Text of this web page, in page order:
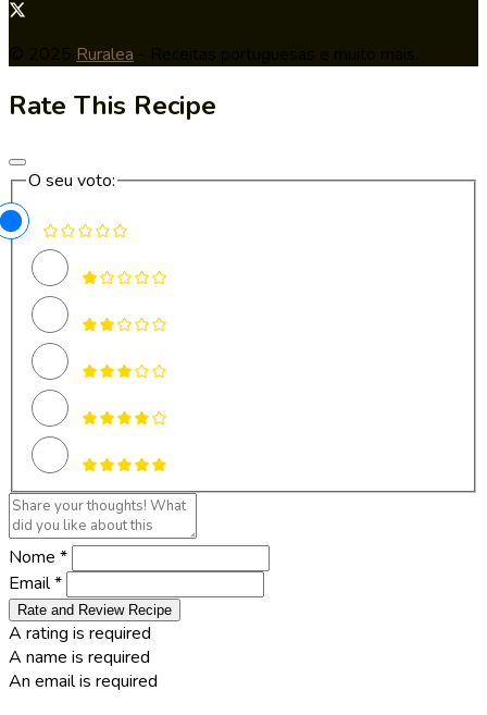
Ruralea
Rate This Recipe
O seu voto:
Nome *
Email *
Rate and Review Recipe
A rating is required
A name is required
An email is required